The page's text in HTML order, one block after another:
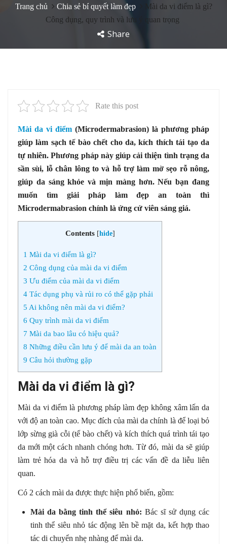
Trang chủ Chia sẻ bí quyết làm đẹp
Mài da vi điểm là gì?
Công dụng, quy trình và lưu ý quan trọng
Share
Rate this post
Mài da vi điểm (Microdermabrasion) là phương pháp
giúp làm sạch tế bào chết cho da, kích thích tái tạo da
tự nhiên. Phương pháp này giúp cải thiện tình trạng da
sần sùi, lỗ chân lông to và hỗ trợ làm mờ sẹo rỗ nông,
giúp da sáng khỏe và mịn màng hơn. Nếu bạn đang
muốn tìm giải pháp làm đẹp an toàn thì
Microdermabrasion chính là ứng cử viên sáng giá.
Contents [hide]
1 Mài da vi điểm là gì?
2 Công dụng của mài da vi điểm
3 Ưu điểm của mài da vi điểm
4 Tác dụng phụ và rủi ro có thể gặp phải
5 Ai không nên mài da vi điểm?
6 Quy trình mài da vi điểm
7 Mài da bao lâu có hiệu quả?
8 Những điều cần lưu ý để mài da an toàn
9 Câu hỏi thường gặp
Mài da vi điểm là gì?
Mài da vi điểm là phương pháp làm đẹp không xâm lấn da
với độ an toàn cao. Mục đích của mài da chính là để loại bỏ
lớp sừng già cỗi (tế bào chết) và kích thích quá trình tái tạo
da mới một cách nhanh chóng hơn. Từ đó, mài da sẽ giúp
làm trẻ hóa da và hỗ trợ điều trị các vấn đề da liễu liên
quan.
Có 2 cách mài da được thực hiện phổ biến, gồm:
Mài da bằng tinh thể siêu nhỏ: Bác sĩ sử dụng các
tinh thể siêu nhỏ tác động lên bề mặt da, kết hợp thao
tác di chuyển nhẹ nhàng để mài da.